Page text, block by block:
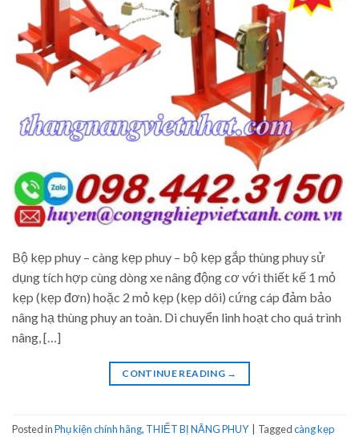
Bộ kẹp phuy – càng kẹp phuy – bộ kẹp gắp thùng phuy sử
dụng tích hợp cùng dòng xe nâng động cơ với thiết kế 1 mỏ
kẹp (kẹp đơn) hoặc 2 mỏ kẹp (kẹp dôi) cứng cáp đảm bảo
nâng hạ thùng phuy an toàn. Di chuyển linh hoạt cho quá trình
nâng, […]
CONTINUE READING →
Posted inPhụ kiện chính hãng, THIẾT BỊ NÂNG PHUY Taggedcàng kẹp